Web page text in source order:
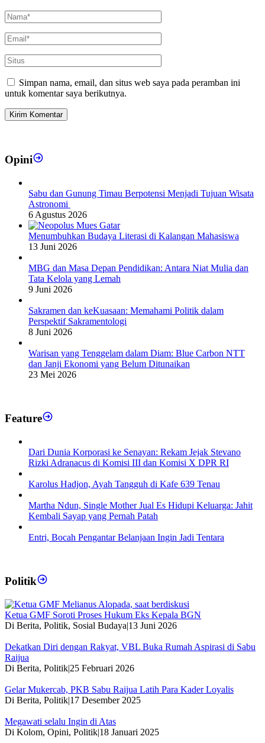
Simpan nama, email, dan situs web saya pada peramban ini
untuk komentar saya berikutnya.
Opini
Sabu dan Gunung Timau Berpotensi Menjadi Tujuan Wisata
Astronomi
6 Agustus 2026
Menumbuhkan Budaya Literasi di Kalangan Mahasiswa
13 Juni 2026
MBG dan Masa Depan Pendidikan: Antara Niat Mulia dan
Tata Kelola yang Lemah
9 Juni 2026
Sakramen dan keKuasaan: Memahami Politik dalam
Perspektif Sakramentologi
8 Juni 2026
Warisan yang Tenggelam dalam Diam: Blue Carbon NTT
dan Janji Ekonomi yang Belum Ditunaikan
23 Mei 2026
Feature
Dari Dunia Korporasi ke Senayan: Rekam Jejak Stevano
Rizki Adranacus di Komisi III dan Komisi X DPR RI
Karolus Hadjon, Ayah Tangguh di Kafe 639 Tenau
Martha Ndun, Single Mother Jual Es Hidupi Keluarga: Jahit
Kembali Sayap yang Pernah Patah
Entri, Bocah Pengantar Belanjaan Ingin Jadi Tentara
Politik
Ketua GMF Soroti Proses Hukum Eks Kepala BGN
Di Berita, Politik, Sosial Budaya|13 Juni 2026
Dekatkan Diri dengan Rakyat, VBL Buka Rumah Aspirasi di Sabu
Raijua
Di Berita, Politik|25 Februari 2026
Gelar Mukercab, PKB Sabu Raijua Latih Para Kader Loyalis
Di Berita, Politik|17 Desember 2025
Megawati selalu Ingin di Atas
Di Kolom, Opini, Politik|18 Januari 2025